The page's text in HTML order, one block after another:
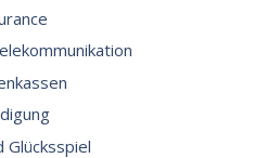
Glücksspiel